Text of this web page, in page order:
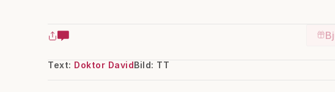
Text: Doktor DavidBild: TT